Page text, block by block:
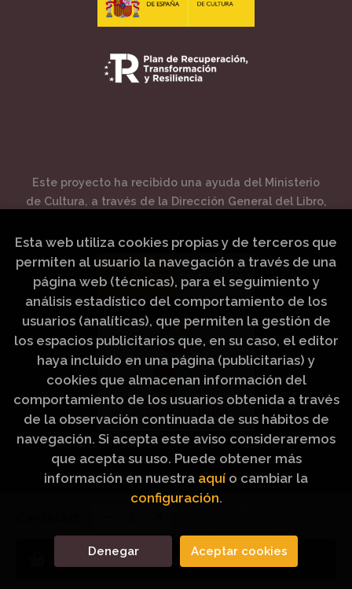
Añadir a mi cesta
Este proyecto ha recibido una ayuda del Ministerio
de Cultura, a través de la Dirección General del Libro,
Artículos Religiosos Peinado
Esta web utiliza cookies propias y de terceros que
permiten al usuario la navegación a través de una
página web (técnicas), para el seguimiento y
análisis estadístico del comportamiento de los
usuarios (analíticas), que permiten la gestión de
los espacios publicitarios que, en su caso, el editor
haya incluido en una página (publicitarias) y
cookies que almacenan información del
comportamiento de los usuarios obtenida a través
de la observación continuada de sus hábitos de
navegación. Si acepta este aviso consideraremos
que acepta su uso. Puede obtener más
información en nuestra aquí o cambiar la
configuración.
Denegar Aceptar cookies